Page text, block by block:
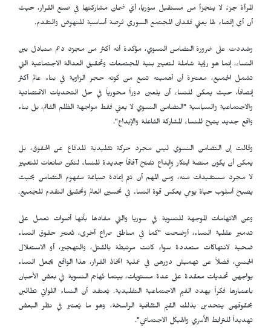
المرأة جزءً لا يتجزأ من مستقبل سوريا، أي ضمان مشاركتها في صنع القرار، حيث
أن أي إقصاء لها يعني فقدان المجتمع السوري فرصة أساسية للنهوض والتقدم.
وشددت على ضرورة التضامن النسوي، مؤكدة أنه أكثر من مجرّد دعم متبادل بين
النساء، إنما هو رؤية شاملة لتغيير بنية المجتمعات وتحقيق العدالة الاجتماعية التي
تشمل الجميع، معتبرة أن أهميته تنبع من كونه حجر الزاوية في بناء عالم أكثر
إنصافاً، حيث يمكن للنساء أن يلعبن دوراً محورياً في حل التحديات الاقتصادية
والاجتماعية والسياسية "التضامن النسوي لا يعني فقط مواجهة الظلم القائم، بل بناء
واقع جديد يتيح للنساء المشاركة الفاعلة والإبداع".
وقالت إن التضامن النسوي ليس مجرد حركة تقليدية للدفاع عن الحقوق، بل
يمكن أن يكون منصة ابتكار وإبداع تفتح آفاقاً جديدة للنساء لتكنّ صانعات للتغيير
لا مجرد مستفيدات منه، ومن المهم أن تتم إعادة صياغة مفهوم التضامن بحيث
يصبح أسلوب حياة يومي يعكس قوة النساء في تحسين العالم وتحقيق التقدم للجميع.
وعن الاتهامات الموجهة للنسوية في سوريا والتي مفادها بأنها أصوات تعمل على
تدمير عقلية النساء، أوضحت "كما في مناطق صراع أخرى، تُعتبر حقوق النساء
ضحية لانتهاكات متعددة سواء كانت مرتبطة بالقتل، والتهجير، أو الاستغلال
الجنسي، فضلاً عن تهميش دورهن في عملية اتخاذ القرار، هذا الواقع يجعل النساء
يواجهن تحديات معقدة على عدة مستويات، بينما تُهاجم النسوية في بعض الأحيان
باعتبارها فكراً يهدد القيم الاجتماعية التقليدية. يُعتقد أن النساء اللواتي تطالبن
بحقوقهن يتحدين بذلك القيم الثقافية الراسخة، وهو ما يُعتبر في نظر البعض
تهديداً للترابط الأسري والهيكل الاجتماعي".